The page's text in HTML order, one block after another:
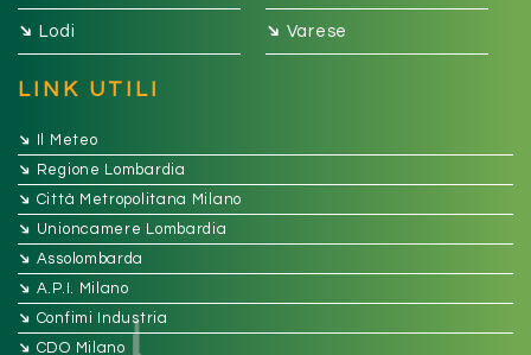
➔ Lodi ➔ Varese
LINK UTILI
➔ Il Meteo
➔ Regione Lombardia
➔ Città Metropolitana Milano
➔ Unioncamere Lombardia
➔ Assolombarda
➔ A.P.I. Milano
➔ Confimi Industria
➔ CDO Milano